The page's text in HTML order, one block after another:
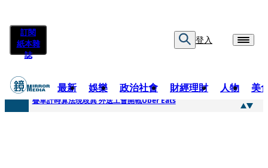
訂閱
紙本雜
誌
登入
最新 娛樂 政治社會 財經理財 人物 美
快訊
疊單計時算法現歧異 外送工會開戰Uber Eats